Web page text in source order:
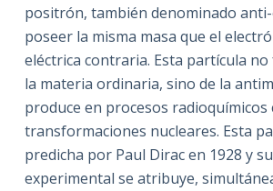
positrón, también denominado
poseer la misma masa que el
eléctrica contraria. Esta partícula
la materia ordinaria, sino de la
produce en procesos radioquímicos
transformaciones nucleares. Esta
predicha por Paul Dirac en 1928 y
experimental se atribuye,